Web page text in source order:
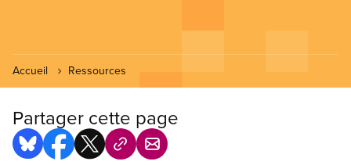
Accueil Ressources
Partager cette page